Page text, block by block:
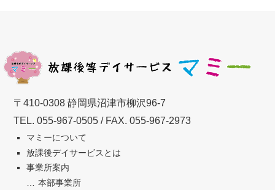
〒410-0308 静岡県沼津市柳沢96-7
TEL.055-967-0505 / FAX. 055-967-2973
マミーについて
放課後デイサービスとは
事業所案内
本部事業所